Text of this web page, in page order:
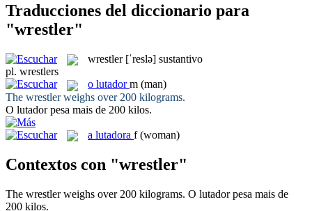
Traducciones del diccionario para
"wrestler"
wrestler [ˈreslə] sustantivo
pl. wrestlers
o lutador m (man)
The wrestlerweighs over 200 kilograms.
O lutadorpesa mais de 200 kilos.
a lutadora f (woman)
Contextos con "wrestler"
The wrestlerweighs over 200 kilograms. O lutadorpesa mais de
200 kilos.